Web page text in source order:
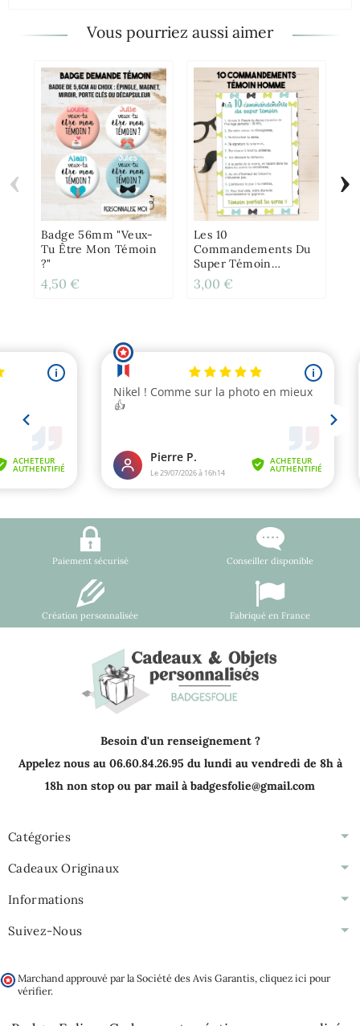
Vous pourriez aussi aimer
Badge 56mm "Veux-
Tu Être Mon Témoin
?"
4,50 €
Les 10
Commandements Du
Super Témoin
Homme
3,00 €
‹ ›
Paiement sécurisé Conseiller disponible
Création personnalisée Fabriqué en France
Besoin d'un renseignement ?
Appelez nous au 06.60.84.26.95 du lundi au vendredi de 8h à
18h non stop ou par mail à badgesfolie@gmail.com
Catégories
Cadeaux Originaux
Informations
Suivez-Nous
Marchand approuvé par la Société des Avis Garantis,cliquez ici pour
vérifier.